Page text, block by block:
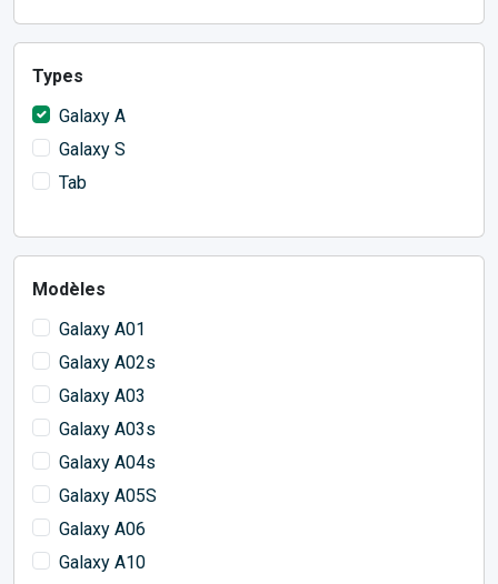
Types
Galaxy A
Galaxy S
Tab
Modèles
Galaxy A01
Galaxy A02s
Galaxy A03
Galaxy A03s
Galaxy A04s
Galaxy A05S
Galaxy A06
Galaxy A10